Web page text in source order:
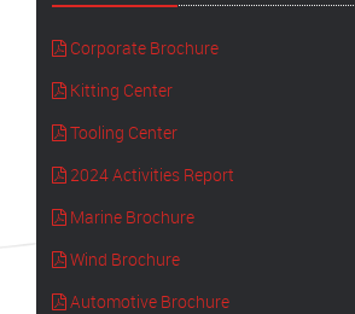
Corporate Brochure
Kitting Center
Tooling Center
2024 Activities Report
Marine Brochure
Wind Brochure
Automotive Brochure